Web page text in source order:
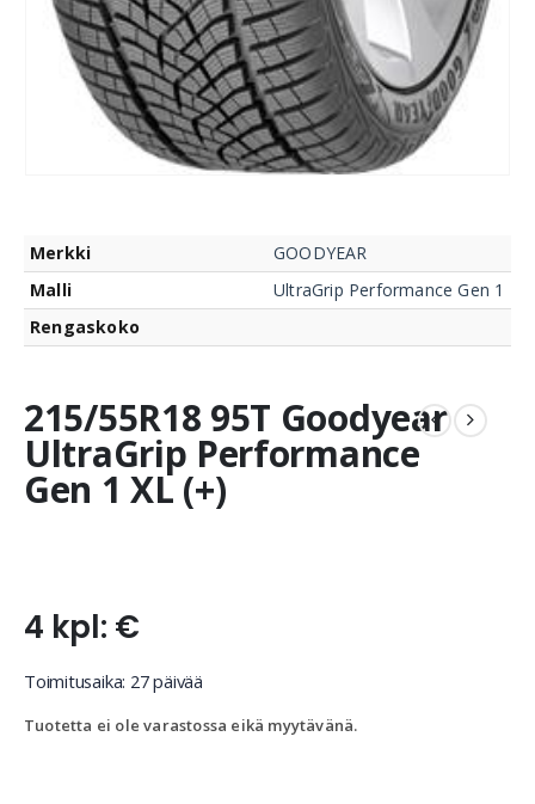
Merkki
GOODYEAR
Malli
UltraGrip Performance Gen 1
Rengaskoko
215/55R18 95T Goodyear
UltraGrip Performance
Gen 1 XL (+)
4 kpl: €
Toimitusaika: 27 päivää
Tuotetta ei ole varastossa eikä myytävänä.